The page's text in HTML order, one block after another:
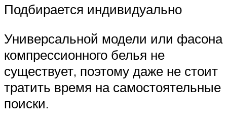
Подбирается индивидуально
Универсальной модели или фасона
компрессионного белья не
существует, поэтому даже не стоит
тратить время на самостоятельные
поиски.